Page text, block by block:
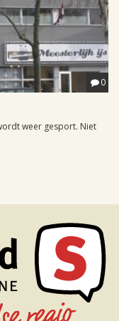
0
weer gesport. Niet